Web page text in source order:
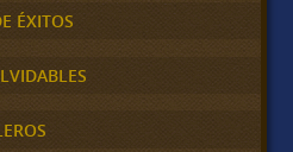
ÉXITOS